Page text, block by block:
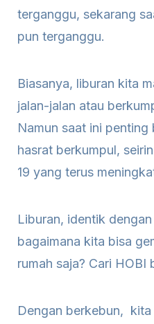
terganggu, sekarang
pun terganggu.
Biasanya, liburan kita
jalan-jalan atau
Namun saat ini
hasrat berkumpul,
19 yang terus
Liburan, identik
bagaimana kita bisa
rumah saja? Cari HOBI
Dengan berkebun,